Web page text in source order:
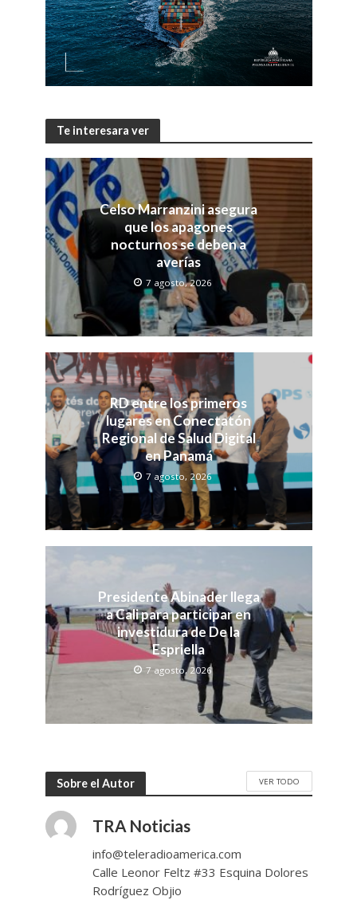
Te interesara ver
Celso Marranzini asegura
que los apagones
nocturnos se deben a
averías
7 agosto, 2026
RD entre los primeros
lugares en Conectatón
Regional de Salud Digital
en Panamá
7 agosto, 2026
Presidente Abinader llega
a Cali para participar en
investidura de De la
Espriella
7 agosto, 2026
Sobre el Autor VER TODO
TRA Noticias
info@teleradioamerica.com
Calle Leonor Feltz #33 Esquina Dolores
Rodríguez Objio